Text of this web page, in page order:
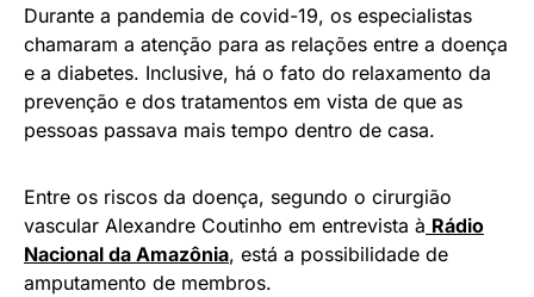
Durante a pandemia de covid-19, os especialistas
chamaram a atenção para as relações entre a doença
e a diabetes. Inclusive, há o fato do relaxamento da
prevenção e dos tratamentos em vista de que as
pessoas passava mais tempo dentro de casa.
Entre os riscos da doença, segundo o cirurgião
vascular Alexandre Coutinho em entrevista à Rádio
Nacional da Amazônia, está a possibilidade de
amputamento de membros.